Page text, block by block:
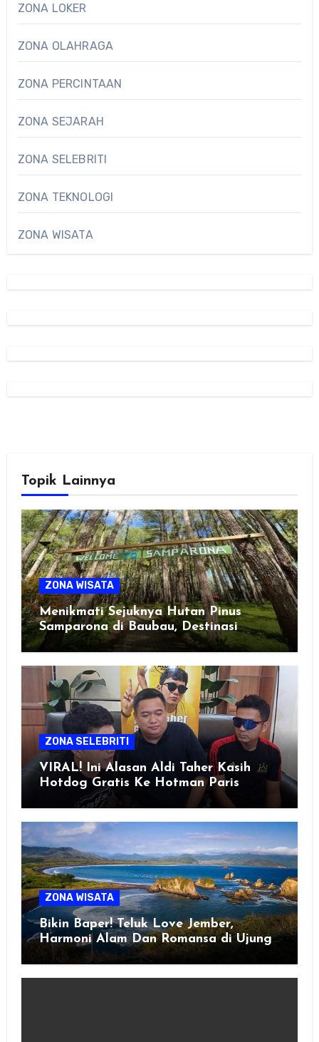
ZONA LOKER
ZONA OLAHRAGA
ZONA PERCINTAAN
ZONA SEJARAH
ZONA SELEBRITI
ZONA TEKNOLOGI
ZONA WISATA
Topik Lainnya
ZONA WISATA
Menikmati Sejuknya Hutan Pinus
Samparona di Baubau, Destinasi
Healing Favorit!
ZONA SELEBRITI
VIRAL! Ini Alasan Aldi Taher Kasih
Hotdog Gratis Ke Hotman Paris
ZONA WISATA
Bikin Baper! Teluk Love Jember,
Harmoni Alam Dan Romansa di Ujung
Selatan Jawa